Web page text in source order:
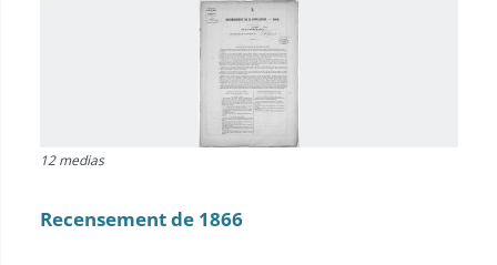
12 medias
Recensement de 1866